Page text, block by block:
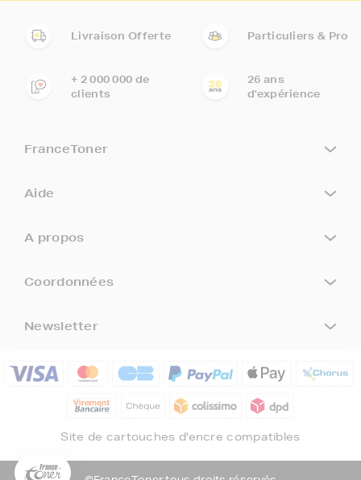
Livraison Offerte Particuliers & Pro
+ 2 000 000 de
clients
26 ans
d'expérience
FranceToner
Aide
A propos
Coordonnées
Newsletter
Site de cartouches d'encre compatibles
5€ offerts sur votre 1ère
Inscrivez-vous à notre newsletter, suivez notre actualité et
bénéficiez immédiatementd’une remise de 5€sur votre 1ère
commande * !